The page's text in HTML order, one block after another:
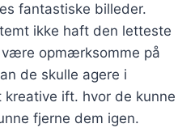
fantastiske billeder.
ikke haft den letteste
opmærksomme på
de skulle agere i
ift. hvor de kunne
fjerne dem igen.